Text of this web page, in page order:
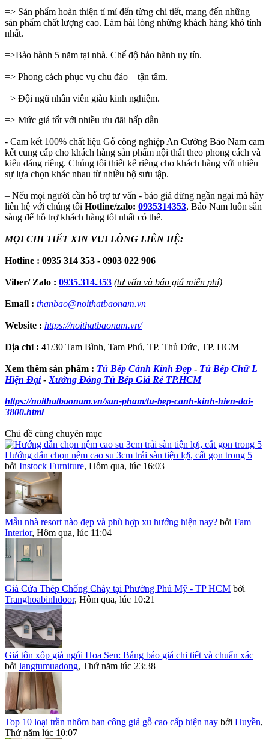
=> Sản phẩm hoàn thiện tỉ mỉ đến từng chi tiết, mang đến những
sản phẩm chất lượng cao. Làm hài lòng những khách hàng khó tính
nhất.
=>Bảo hành 5 năm tại nhà. Chế độ bảo hành uy tín.
=> Phong cách phục vụ chu đáo – tận tâm.
=> Đội ngũ nhân viên giàu kinh nghiệm.
=> Mức giá tốt với nhiều ưu đãi hấp dẫn
- Cam kết 100% chất liệu Gỗ công nghiệp An Cường Bảo Nam cam
kết cung cấp cho khách hàng sản phẩm nội thất theo phong cách và
kiểu dáng riêng. Chúng tôi thiết kế riêng cho khách hàng với nhiều
sự lựa chọn khác nhau từ nhiều bộ sưu tập.
– Nếu mọi người cần hỗ trợ tư vấn - báo giá đừng ngần ngại mà hãy
liên hệ với chúng tôi Hotline/zalo: 0935314353, Bảo Nam luôn sẵn
sàng để hỗ trợ khách hàng tốt nhất có thể.
MỌI CHI TIẾT XIN VUI LÒNG LIÊN HỆ:
Hotline : 0935 314 353 - 0903 022 906
Viber/ Zalo : 0935.314.353 (tư vấn và báo giá miễn phí)
Email : thanbao@noithatbaonam.vn
Website : https://noithatbaonam.vn/
Địa chỉ : 41/30 Tam Bình, Tam Phú, TP. Thủ Đức, TP. HCM
Xem thêm sản phẩm : Tủ Bếp Cánh Kính Đẹp - Tủ Bếp Chữ L
Hiện Đại- Xưởng Đóng Tủ Bếp Giá Rẻ TP.HCM
https://noithatbaonam.vn/san-pham/tu-bep-canh-kinh-hien-dai-
3800.html
Chủ đề cùng chuyên mục
Hướng dẫn chọn nệm cao su 3cm trải sàn tiện lợi, cất gọn trong 5
bởi Instock Furniture, Hôm qua, lúc 16:03
Mẫu nhà resort nào đẹp và phù hợp xu hướng hiện nay? bởi Fam
Interior, Hôm qua, lúc 11:04
Giá Cửa Thép Chống Cháy tại Phường Phú Mỹ - TP HCM bởi
Tranghoabinhdoor, Hôm qua, lúc 10:21
Giá tôn xốp giả ngói Hoa Sen: Bảng báo giá chi tiết và chuẩn xác
bởi langtumuadong, Thứ năm lúc 23:38
Top 10 loại trần nhôm ban công giả gỗ cao cấp hiện nay bởi Huyền,
Thứ năm lúc 10:07